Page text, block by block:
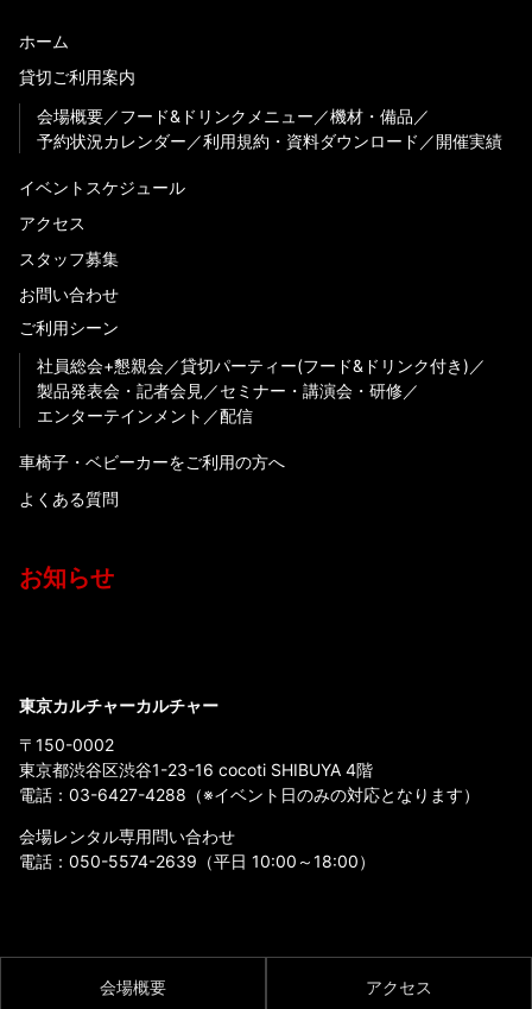
ホーム
貸切ご利用案内
会場概要
フード&ドリンクメニュー
機材・備品
予約状況カレンダー
利用規約・資料ダウンロード 開催実績
イベントスケジュール
アクセス
スタッフ募集
お問い合わせ
ご利用シーン
社員総会+懇親会
貸切パーティー(フード&ドリンク付き)
製品発表会・記者会見
セミナー・講演会・研修
エンターテインメント
配信
車椅子・ベビーカーをご利用の方へ
よくある質問
お知らせ
東京カルチャーカルチャー
〒150-0002
東京都渋谷区渋谷1-23-16 cocoti SHIBUYA 4階
電話： 03-6427-4288 （※イベント日のみの対応となります）
会場レンタル専用問い合わせ
電話： 050-5574-2639 （平日 10:00～18:00）
会場概要 アクセス